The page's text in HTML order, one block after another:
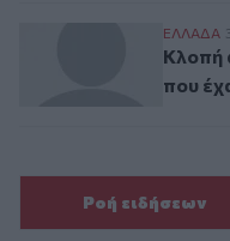
Κλοπή
ΕΛΛAΔΑ
Κλοπή
που
Ροή ειδήσεων